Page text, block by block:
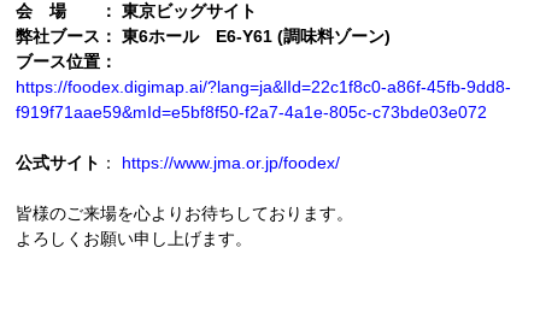
会 場 ： 東京ビッグサイト
弊社ブース： 東6ホール E6-Y61 (調味料ゾーン)
ブース位置：
https://foodex.digimap.ai/?lang=ja&lId=22c1f8c0-a86f-45fb-9dd8-
f919f71aae59&mId=e5bf8f50-f2a7-4a1e-805c-c73bde03e072
公式サイト ： https://www.jma.or.jp/foodex/
皆様のご来場を心よりお待ちしております。
よろしくお願い申し上げます。